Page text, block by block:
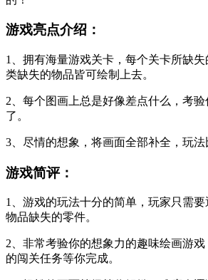
游戏亮点介绍：
1、拥有海量游戏关卡，每个关卡所缺
类缺失的物品皆可绘制上去。
2、每个图画上总是好像差点什么，考验
了。
3、尽情的想象，将画面全部补全，玩法
游戏简评：
1、游戏的玩法十分的简单，玩家只需
物品缺失的零件。
2、非常考验你的想象力的趣味绘画游
的闯关任务等你完成。